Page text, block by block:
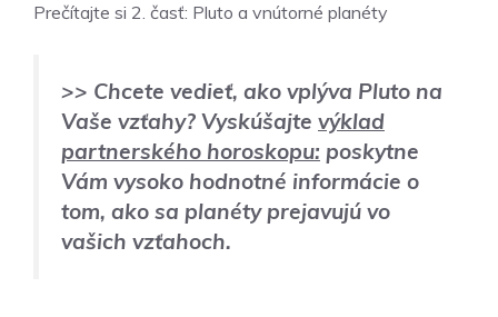
Prečítajte si 2. časť: Pluto a vnútorné planéty
>> Chcete vedieť, ako vplýva Pluto na
Vaše vzťahy? Vyskúšajte výklad
partnerského horoskopu: poskytne
Vám vysoko hodnotné informácie o
tom, ako sa planéty prejavujú vo
vašich vzťahoch.